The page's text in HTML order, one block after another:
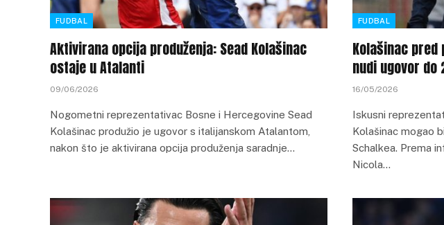
FUDBAL
Aktivirana opcija produženja: Sead Kolašinac
ostaje u Atalanti
09/06/2026
Nogometni reprezentativac Bosne i Hercegovine Sead
Kolašinac produžio je ugovor s italijanskom Atalantom,
nakon što je aktivirana opcija produženja saradnje…
FUDBAL
Kolašinac pred
nudi ugovor do
16/05/2026
Iskusni
Kolašinac mogao
Schalkea. Prema
Nicola…